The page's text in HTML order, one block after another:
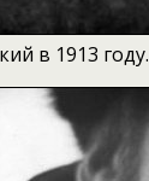
в 1913 году.